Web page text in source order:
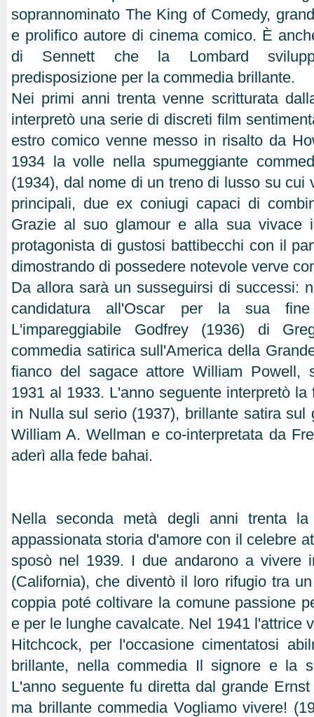
soprannominato The King of Comedy,
e prolifico autore di cinema comico. È
di Sennett che la Lombard
predisposizione per la commedia brillante.
Nei primi anni trenta venne scritturata
interpretò una serie di discreti film
estro comico venne messo in risalto da
1934 la volle nella spumeggiante
(1934), dal nome di un treno di lusso su cui
principali, due ex coniugi capaci di
Grazie al suo glamour e alla sua vivace
protagonista di gustosi battibecchi con il
dimostrando di possedere notevole verve
Da allora sarà un susseguirsi di successi:
candidatura all'Oscar per la sua fine
L'impareggiabile Godfrey (1936) di
commedia satirica sull'America della
fianco del sagace attore William Powell,
1931 al 1933. L'anno seguente interpretò
in Nulla sul serio (1937), brillante satira sul
William A. Wellman e co-interpretata da
aderì alla fede bahai.
Nella seconda metà degli anni trenta
appassionata storia d'amore con il celebre
sposò nel 1939. I due andarono a vivere
(California), che diventò il loro rifugio tra
coppia poté coltivare la comune passione
e per le lunghe cavalcate. Nel 1941 l'attrice
Hitchcock, per l'occasione cimentatosi
brillante, nella commedia Il signore e la
L'anno seguente fu diretta dal grande
ma brillante commedia Vogliamo vivere!